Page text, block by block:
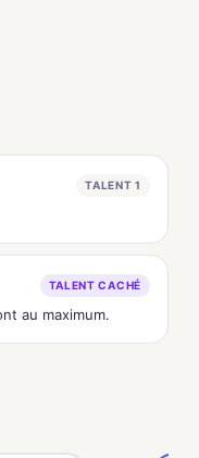
TALENT 1
TALENT CACHÉ
au maximum.